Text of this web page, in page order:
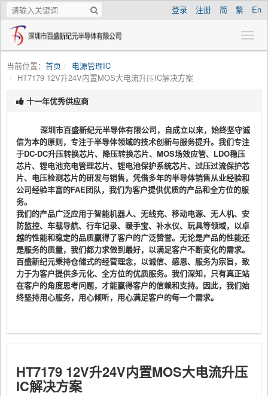
登录 注册 简 繁 En
当前位置： 首页
电源管理IC
HT7179 12V升24V内置MOS大电流升压IC解决方案
十一年优秀供应商
深圳市百盛新纪元半导体有限公司，自成立以来，始终坚守诚
信为本的原则，专注于半导体领域的技术创新与服务提升。我们专注
于DC-DC升压转换芯片、降压转换芯片、MOS场效应管、LDO稳压
芯片、锂电池充电管理芯片、锂电池保护系统芯片、过压过流保护芯
片、电压检测芯片的研发与销售，凭借多年的半导体销售从业经验和
公司经验丰富的FAE团队，我们为客户提供优质的产品和全方位的服
务。
我们的产品广泛应用于智能机器人、无线充、移动电源、无人机、安
防监控、车载导航、行车记录、暖手宝、补水仪、玩具等领域，以卓
越的性能和稳定的品质赢得了客户的广泛赞誉。无论是产品的性能还
是服务的质量，我们都力求做到最好，以满足客户不断变化的需求。
百盛新纪元秉持仓储式的经营理念，以诚信、感恩、服务为宗旨，致
力于为客户提供多元化、全方位的优质服务。我们深知，只有真正站
在客户的角度思考问题，才能赢得客户的信赖和支持。因此，我们始
终坚持用心服务，用心倾听，用心满足客户的每一个需求。
HT7179 12V升24V内置MOS大电流升压
IC解决方案